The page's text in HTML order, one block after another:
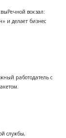
вокзал:
и делает бизнес
работодатель с
службы,